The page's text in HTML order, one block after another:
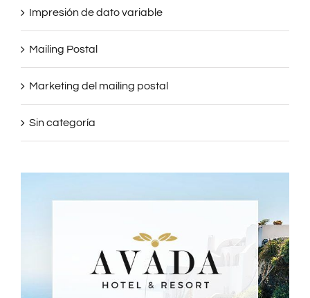
Impresión de dato variable
Mailing Postal
Marketing del mailing postal
Sin categoría